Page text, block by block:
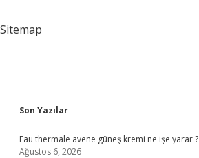
Sitemap
Sidebar
Son Yazılar
Eau thermale avene güneş kremi ne işe yarar ?
Ağustos 6, 2026